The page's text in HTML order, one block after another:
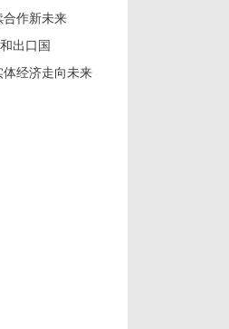
合作新未来
出口国
经济走向未来